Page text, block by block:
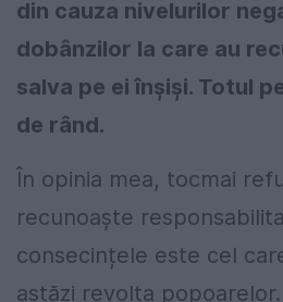
din cauza nivelurilor
dobânzilor la care au
salva pe ei înșiși. Totul
de rând.
În opinia mea, tocmai
recunoaște
consecințele este cel
astăzi revolta